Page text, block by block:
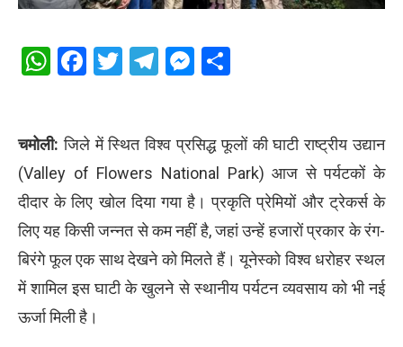
WhatsApp
Facebook
Twitter
Telegram
Messenger
चमोली: जिले में स्थित विश्व प्रसिद्ध फूलों की घाटी राष्ट्रीय उद्यान
(Valley of Flowers National Park) आज से पर्यटकों के
दीदार के लिए खोल दिया गया है। प्रकृति प्रेमियों और ट्रेकर्स के
लिए यह किसी जन्नत से कम नहीं है, जहां उन्हें हजारों प्रकार के रंग-
बिरंगे फूल एक साथ देखने को मिलते हैं। यूनेस्को विश्व धरोहर स्थल
में शामिल इस घाटी के खुलने से स्थानीय पर्यटन व्यवसाय को भी नई
ऊर्जा मिली है।